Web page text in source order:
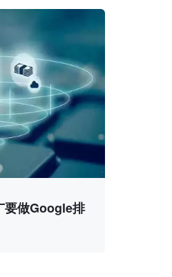
要做Google排